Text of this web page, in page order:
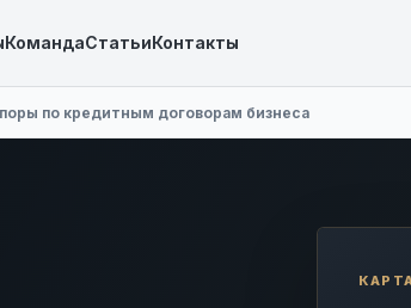
КомандаСтатьиКонтакты
по кредитным договорам бизнеса